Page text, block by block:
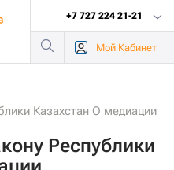
+7 727 224 21-21
МойКабинет
Казахстан О медиации
Республики